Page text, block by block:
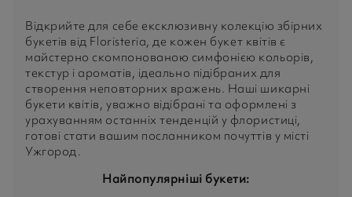
Відкрийте для себе ексклюзивну колекцію збірних
букетів від Floristeria, де кожен букет квітів є
майстерно скомпонованою симфонією кольорів,
текстур і ароматів, ідеально підібраних для
створення неповторних вражень. Наші шикарні
букети квітів, уважно відібрані та оформлені з
урахуванням останніх тенденцій у флористиці,
готові стати вашим посланником почуттів у місті
Ужгород.
Найпопулярніші букети: